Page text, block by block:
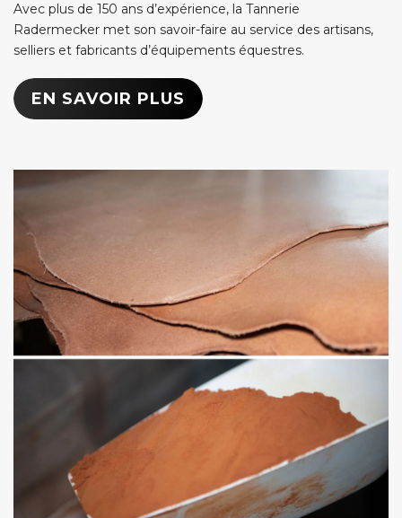
Avec plus de 150 ans d’expérience, la Tannerie
Radermecker met son savoir-faire au service des artisans,
selliers et fabricants d’équipements équestres.
EN SAVOIR PLUS